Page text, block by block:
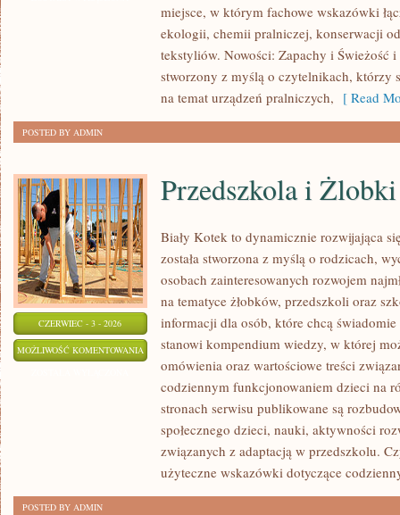
SUSZARKI
miejsce, w którym fachowe wskazówki
ekologii, chemii pralniczej, konserwacji
tekstyliów. Nowości: Zapachy i Świeżość i
stworzony z myślą o czytelnikach, którzy
na temat urządzeń pralniczych, [ Read
POSTED BY ADMIN
CZERWIEC - 3 - 2026
MOŻLIWOŚĆ KOMENTOWANIA PRZEDSZKOLA
ŻLOBKI
Przedszkola i Żlobki
Biały Kotek to dynamicznie rozwijająca
została stworzona z myślą o rodzicach,
osobach zainteresowanych rozwojem
na tematyce żłobków, przedszkoli oraz
informacji dla osób, które chcą
stanowi kompendium wiedzy, w której
omówienia oraz wartościowe treści
codziennym funkcjonowaniem dzieci na
stronach serwisu publikowane są
społecznego dzieci, nauki, aktywności
związanych z adaptacją w przedszkolu.
użyteczne wskazówki dotyczące
POSTED BY ADMIN